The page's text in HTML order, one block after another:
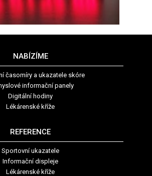
NABÍZÍME
časomíry a ukazatele skóre
informační panely
Digitální hodiny
Lékárenské kříže
REFERENCE
Sportovní ukazatele
Informační displeje
Lékárenské kříže